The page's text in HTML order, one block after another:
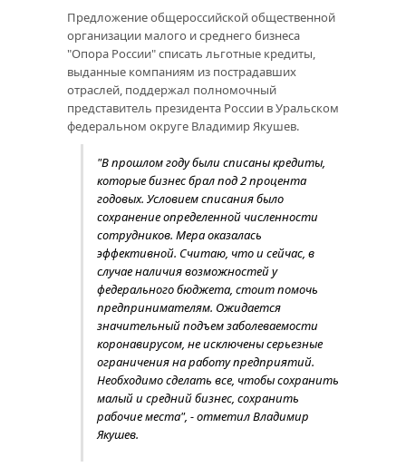
Предложение общероссийской общественной
организации малого и среднего бизнеса
"Опора России" списать льготные кредиты,
выданные компаниям из пострадавших
отраслей, поддержал полномочный
представитель президента России в Уральском
федеральном округе Владимир Якушев.
"В прошлом году были списаны кредиты,
которые бизнес брал под 2 процента
годовых. Условием списания было
сохранение определенной численности
сотрудников. Мера оказалась
эффективной. Считаю, что и сейчас, в
случае наличия возможностей у
федерального бюджета, стоит помочь
предпринимателям. Ожидается
значительный подъем заболеваемости
коронавирусом, не исключены серьезные
ограничения на работу предприятий.
Необходимо сделать все, чтобы сохранить
малый и средний бизнес, сохранить
рабочие места", - отметил Владимир
Якушев.